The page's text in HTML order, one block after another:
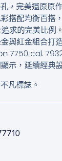
，完美還原原
搭配均衡百搭
求的完美比例。
與紅金組合打
7750 cal.
示，延續經典
凡標誌。